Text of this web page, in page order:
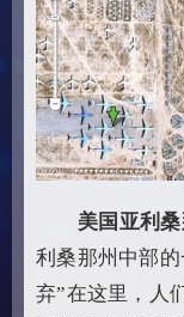
美国亚利桑
利桑那州中部
弃”在这里，人